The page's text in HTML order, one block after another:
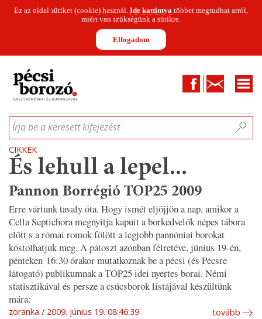
Ez az oldal sütiket (cookie) használ. Ide kattintva többet megtudhat arról,
miért van szükségünk a sütikre.
Elfogadom
FacebookKapcsolat
CIKKEKHÍREKINFOGRAFIKÁKMUNKATÁRSAKWINESOFA
Írja be a keresett kifejezést
CIKKEK
És lehull a lepel...
Pannon Borrégió TOP25 2009
Erre vártunk tavaly óta. Hogy ismét eljöjjön a nap, amikor a
Cella Septichora megnyitja kapuit a borkedvelők népes tábora
előtt s a római romok fölött a legjobb pannóniai borokat
kóstolhatjuk meg. A pátoszt azonban félretéve, június 19-én,
pénteken 16:30 órakor mutatkoznak be a pécsi (és Pécsre
látogató) publikumnak a TOP25 idei nyertes borai. Némi
statisztikával és persze a csúcsborok listájával készültünk
mára:
zoranka 2009. június 19. 08:46:39 tovább